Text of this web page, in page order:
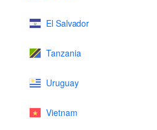
El Salvador
Tanzania
Uruguay
Vietnam